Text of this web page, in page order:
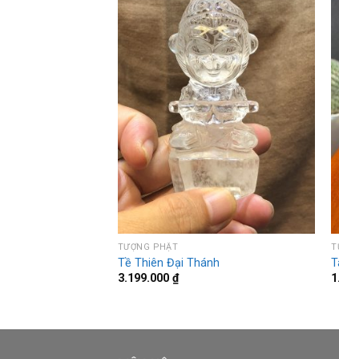
TƯỢNG PHẬT
Tề Thiên Đại Thánh
3.199.000 ₫